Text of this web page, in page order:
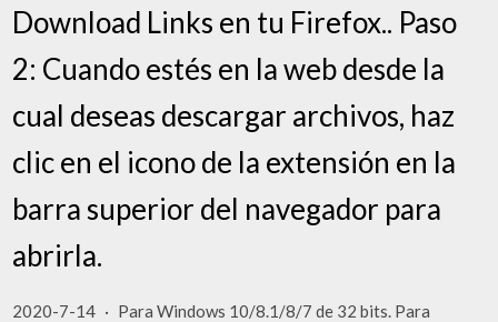
Download Links en tu Firefox.. Paso
2: Cuando estés en la web desde la
cual deseas descargar archivos, haz
clic en el icono de la extensión en la
barra superior del navegador para
abrirla.
2020-7-14 · Para Windows 10/8.1/8/7 de 32 bits. Para